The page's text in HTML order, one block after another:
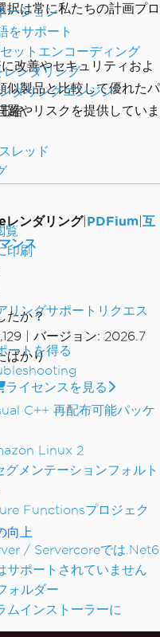
ーション
をサポート
ットエンコーディング
ンダリング
ダリングエンジン
縮
レッド
覧
印刷
リングサポートリクエス
ートを得る
C++ 再配布可能パッケ
Linux 2
メンテーションフォルト
Functionsプロジェク
/ Servercoreでは.Net6
ポートされていません
ォルダー
ムインストーラーに
択は常に私たちの計画プロ
改善やセキュリティおよ
似製品と比較して優れたパ
やリスクを提供していま
ンダリング| PDFium 互
ンス
たか？
バージョン: 2026.7
ばかり
ライセンスを見る
向上